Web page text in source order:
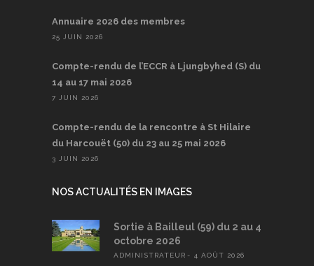
Annuaire 2026 des membres
25 JUIN 2026
Compte-rendu de l’ECCR à Ljungbyhed (S) du
14 au 17 mai 2026
7 JUIN 2026
Compte-rendu de la rencontre à St Hilaire
du Harcouët (50) du 23 au 25 mai 2026
3 JUIN 2026
NOS ACTUALITÉS EN IMAGES
Sortie à Bailleul (59) du 2 au 4
octobre 2026
ADMINISTRATEUR 4 AOÛT 2026